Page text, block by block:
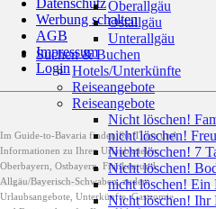
Werbung schalten
AGB
Impressum
Login
Im Guide-to-Bavaria finden Sie Tipps und
Informationen zu Ihren Urlaubszielen
Oberbayern, Ostbayern, Franken und
Allgäu/Bayerisch-Schwaben, zudem
Urlaubsangebote, Unterkünfte, Gastromie
Oberallgäu
Ostallgäu
Unterallgäu
Suchen & Buchen
Hotels/Unterkünfte
Reiseangebote
Reiseangebote
Nicht löschen!
nicht löschen!
Nicht löschen! 7
Nicht löschen!
nicht löschen! Ein
Nicht löschen! Ihr